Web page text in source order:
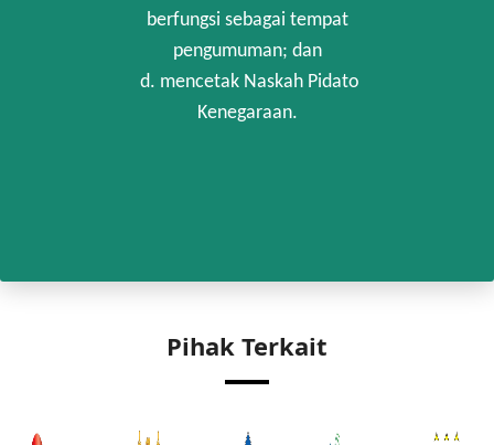
berfungsi sebagai tempat
pengumuman; dan
d. mencetak Naskah Pidato
Kenegaraan.
Pihak Terkait